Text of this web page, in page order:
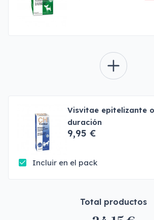
Visvitae epitelizante
duración
9,95 €
Incluir en el pack
Total productos